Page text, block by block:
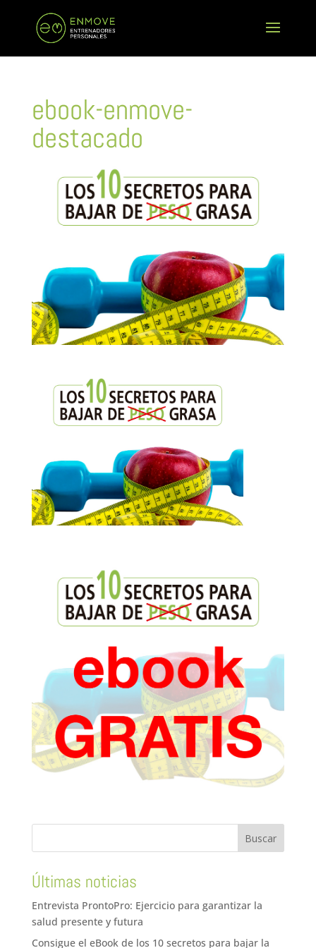
ebook-enmove-
destacado
Últimas noticias
Entrevista ProntoPro: Ejercicio para garantizar la
salud presente y futura
Consigue el eBook de los 10 secretos para bajar la